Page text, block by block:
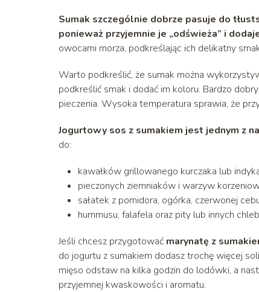
Sumak szczególnie dobrze pasuje do
ponieważ przyjemnie je „odświeża” i
owocami morza, podkreślając ich delikatny
Warto podkreślić, że sumak można
podkreślić smak i dodać im koloru. Bardzo
pieczenia. Wysoka temperatura sprawia, że
Jogurtowy sos z sumakiem jest jednym z
do:
kawałków grillowanego kurczaka lub
pieczonych ziemniaków i warzyw
sałatek z pomidora, ogórka, czerwonej
hummusu, falafela oraz pity lub innych
Jeśli chcesz przygotować marynatę z
do jogurtu z sumakiem dodasz trochę więcej
mięso odstaw na kilka godzin do lodówki, a
przyjemnej kwaskowości i aromatu.